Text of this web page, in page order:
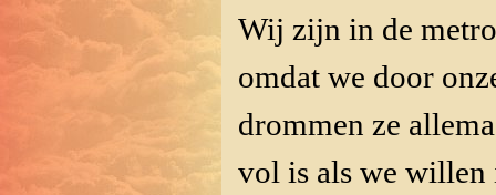
Wij zijn in de
omdat we door
drommen ze
vol is als we willen